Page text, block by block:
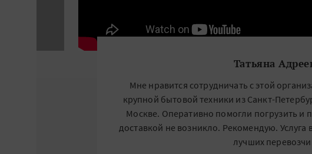
Татьяна
Мне нравится сотрудничать с этой
крупной бытовой техники из Санкт-
Москве. Оперативно помогли погрузить и
доставкой не возникло. Рекомендую.
лучших